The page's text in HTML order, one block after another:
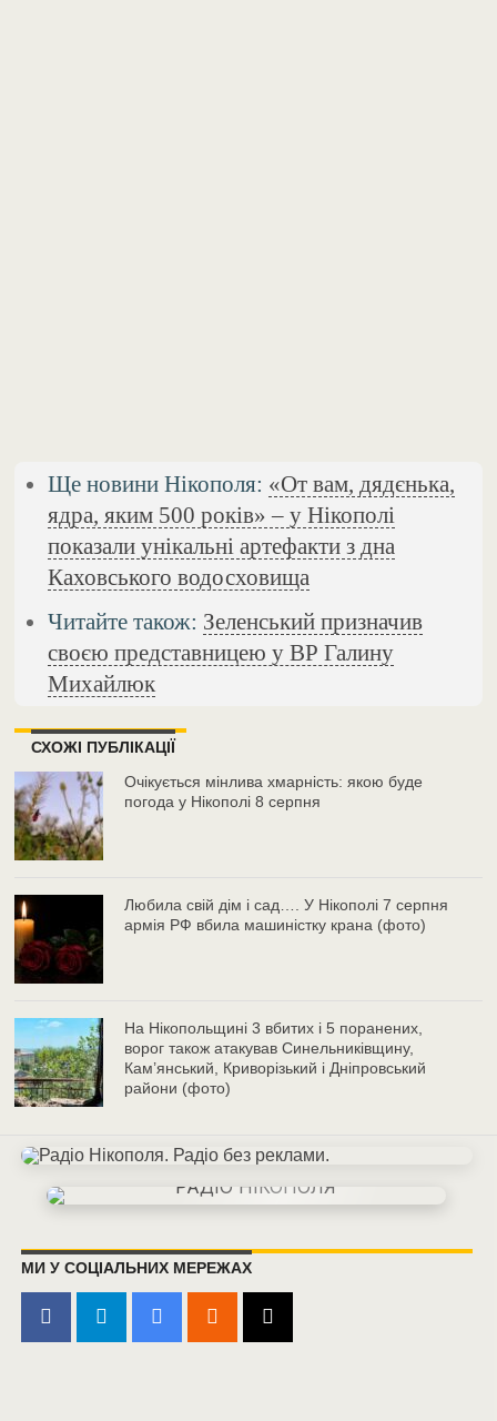
Ще новини Нікополя: «От вам, дядєнька,
ядра, яким 500 років» – у Нікополі
показали унікальні артефакти з дна
Каховського водосховища
Читайте також: Зеленський призначив
своєю представницею у ВР Галину
Михайлюк
СХОЖІ ПУБЛІКАЦІЇ
Очікується мінлива хмарність: якою буде
погода у Нікополі 8 серпня
Любила свій дім і сад…. У Нікополі 7 серпня
армія РФ вбила машиністку крана (фото)
На Нікопольщині 3 вбитих і 5 поранених,
ворог також атакував Синельниківщину,
Кам’янський, Криворізький і Дніпровський
райони (фото)
МИ У СОЦІАЛЬНИХ МЕРЕЖАХ